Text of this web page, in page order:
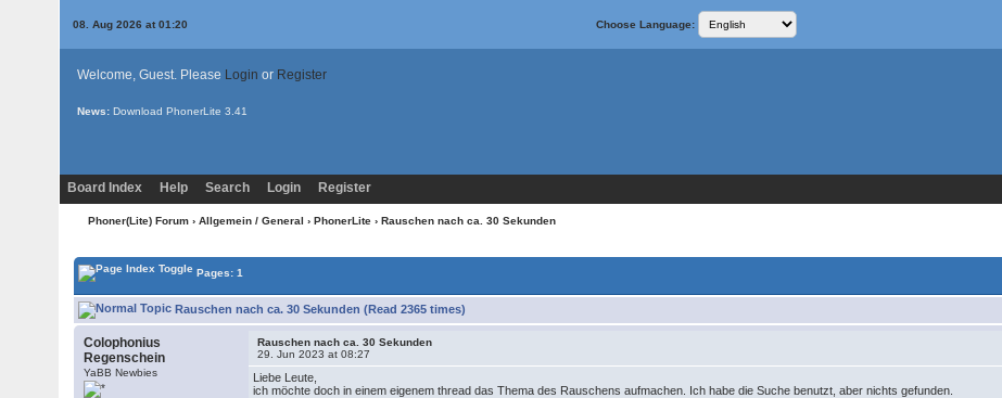
08. Aug 2026 at 01:20 Choose Language:
Welcome, Guest. Please Login or Register
News: Download PhonerLite 3.41
Board Index Help Search Login Register
Phoner(Lite) Forum › Allgemein / General › PhonerLite › Rauschen nach ca. 30 Sekunden
Pages: 1
Rauschen nach ca. 30 Sekunden (Read 2365 times)
Colophonius
Regenschein
YaBB Newbies
Rauschen nach ca. 30 Sekunden
29. Jun 2023 at 08:27
Liebe Leute,
ich möchte doch in einem eigenem thread das Thema des Rauschens aufmachen. Ich habe die Suche benutzt, aber nichts gefunden.